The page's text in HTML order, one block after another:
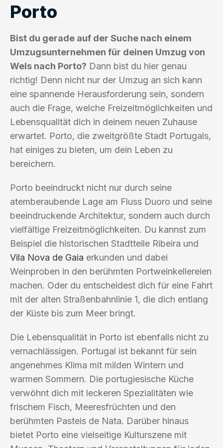
Porto
Bist du gerade auf der Suche nach einem
Umzugsunternehmen für deinen Umzug von
Wels nach Porto? Dann bist du hier genau
richtig! Denn nicht nur der Umzug an sich kann
eine spannende Herausforderung sein, sondern
auch die Frage, welche Freizeitmöglichkeiten und
Lebensqualität dich in deinem neuen Zuhause
erwartet. Porto, die zweitgrößte Stadt Portugals,
hat einiges zu bieten, um dein Leben zu
bereichern.
Porto beeindruckt nicht nur durch seine
atemberaubende Lage am Fluss Duoro und seine
beeindruckende Architektur, sondern auch durch
vielfältige Freizeitmöglichkeiten. Du kannst zum
Beispiel die historischen Stadtteile Ribeira und
Vila Nova de Gaia erkunden und dabei
Weinproben in den berühmten Portweinkellereien
machen. Oder du entscheidest dich für eine Fahrt
mit der alten Straßenbahnlinie 1, die dich entlang
der Küste bis zum Meer bringt.
Die Lebensqualität in Porto ist ebenfalls nicht zu
vernachlässigen. Portugal ist bekannt für sein
angenehmes Klima mit milden Wintern und
warmen Sommern. Die portugiesische Küche
verwöhnt dich mit leckeren Spezialitäten wie
frischem Fisch, Meeresfrüchten und den
berühmten Pasteis de Nata. Darüber hinaus
bietet Porto eine vielseitige Kulturszene mit